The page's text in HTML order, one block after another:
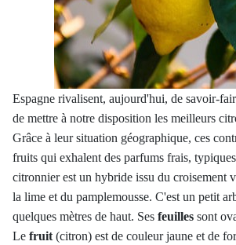
Espagne rivalisent, aujourd'hui, de savoir-
de mettre à notre disposition les meilleurs
Grâce à leur situation géographique, ces
fruits qui exhalent des parfums frais,
citronnier est un hybride issu du croisement
la lime et du pamplemousse. C'est un petit
quelques mètres de haut. Ses feuilles sont
Le fruit (citron) est de couleur jaune et de